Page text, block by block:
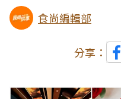
食尚編輯部
分享：